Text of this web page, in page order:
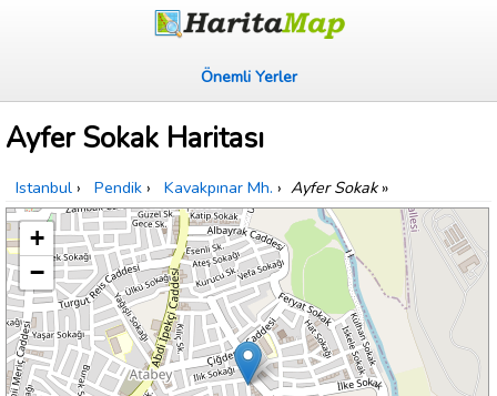
Önemli Yerler
Ayfer Sokak Haritası
Istanbul › Pendik › Kavakpınar Mh. › Ayfer Sokak»
+
−